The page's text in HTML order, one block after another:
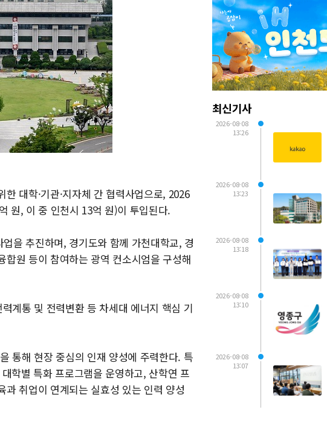
대학·기관·지자체 간 협력사업으로, 2026
원, 이 중 인천시 13억 원)이 투입된다.
을 추진하며, 경기도와 함께 가천대학교, 경
원 등이 참여하는 광역 컨소시엄을 구성해
계통 및 전력변환 등 차세대 에너지 핵심 기
통해 현장 중심의 인재 양성에 주력한다. 특
학별 특화 프로그램을 운영하고, 산학연 프
취업이 연계되는 실효성 있는 인력 양성
최신기사
2026-08-08
13:26
2026-08-08
13:23
2026-08-08
13:18
2026-08-08
13:10
2026-08-08
13:07